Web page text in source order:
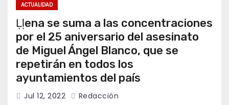
ACTUALIDAD
Ḷḷena se suma a las concentraciones
por el 25 aniversario del asesinato
de Miguel Ángel Blanco, que se
repetirán en todos los
ayuntamientos del país
Jul 12, 2022 Redacción